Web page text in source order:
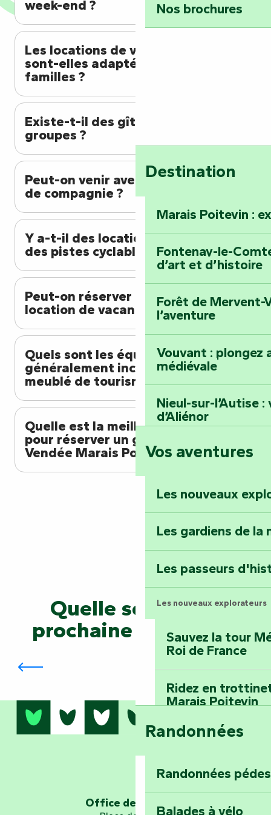
Nos brochures
Destination
Marais Poitevin :
Fontenay-le-
d’art et d’histoire
Forêt de Mervent-
l’aventure
Vouvant : plongez
médiévale
Nieul-sur-l’Autise
d’Aliénor
Foussais-Payré :
Faymoreau :
épopée minière
Terre d’étoiles :
Vos aventures
Les nouveaux
Les gardiens de la
Les passeurs
Les nouveaux explorateurs
Sauvez la tour
Roi de France
Ridez en
Marais Poitevin
Embarquez pour
Explorez
d’orientation «
Randonnées
Randonnées
Balades à vélo
week-end ?
Les locations de vacances
sont-elles adaptées aux
familles ?
Existe-t-il des gîtes pour les
groupes ?
Peut-on venir avec son animal
de compagnie ?
Y a-t-il des locations proches
des pistes cyclables ?
Peut-on réserver en ligne sa
location de vacances ?
Quels sont les équipements
généralement inclus dans un
meublé de tourisme ?
Quelle est la meilleure période
pour réserver un gîte en
Vendée Marais Poitevin ?
Quelle sera votre
prochaine aventure ?
Office de tourisme